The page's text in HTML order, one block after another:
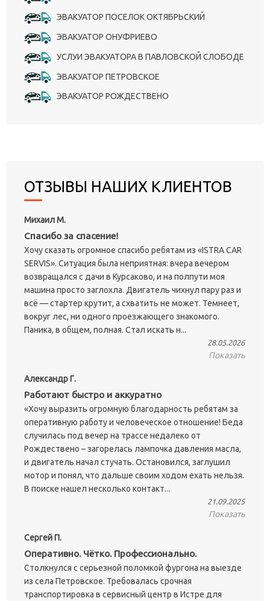
ЭВАКУАТОР ПОСЕЛОК ОКТЯБРЬСКИЙ
ЭВАКУАТОР ОНУФРИЕВО
УСЛУИ ЭВАКУАТОРА В ПАВЛОВСКОЙ СЛОБОДЕ
ЭВАКУАТОР ПЕТРОВСКОЕ
ЭВАКУАТОР РОЖДЕСТВЕНО
ОТЗЫВЫ НАШИХ КЛИЕНТОВ
Михаил М.
Спасибо за спасение!
Хочу сказать огромное спасибо ребятам из «ISTRA CAR
SERVIS». Ситуация была неприятная: вчера вечером
возвращался с дачи в Курсаково, и на полпути моя
машина просто заглохла. Двигатель чихнул пару раз и
всё — стартер крутит, а схватить не может. Темнеет,
вокруг лес, ни одного проезжающего знакомого.
Паника, в общем, полная. Стал искать н...
28.05.2026
Показать
Александр Г.
Работают быстро и аккуратно
«Хочу выразить огромную благодарность ребятам за
оперативную работу и человеческое отношение! Беда
случилась под вечер на трассе недалеко от
Рождествено – загорелась лампочка давления масла,
и двигатель начал стучать. Остановился, заглушил
мотор и понял, что дальше своим ходом ехать нельзя.
В поиске нашел несколько контакт...
21.09.2025
Показать
Сергей П.
Оперативно. Чётко. Профессионально.
Столкнулся с серьезной поломкой фургона на выезде
из села Петровское. Требовалась срочная
транспортировка в сервисный центр в Истре для